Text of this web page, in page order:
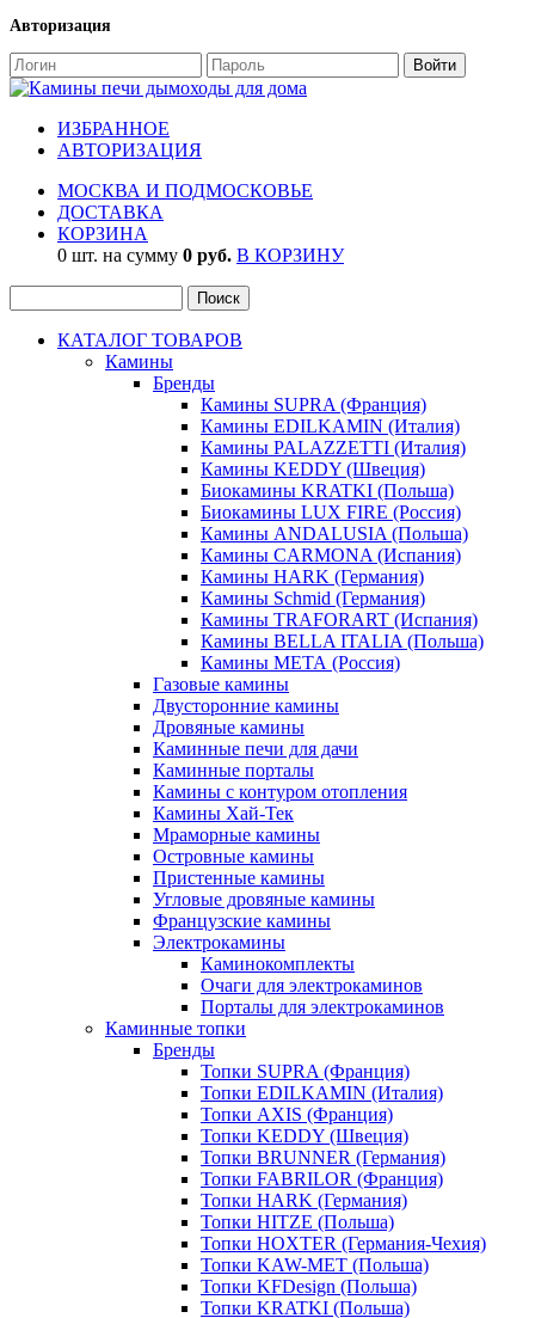
Авторизация
ИЗБРАННОЕ
АВТОРИЗАЦИЯ
МОСКВА И ПОДМОСКОВЬЕ
ДОСТАВКА
КОРЗИНА
0 шт. на сумму 0 руб. В КОРЗИНУ
КАТАЛОГ ТОВАРОВ
Камины
Бренды
Камины SUPRA (Франция)
Камины EDILKAMIN (Италия)
Камины PALAZZETTI (Италия)
Камины KEDDY (Швеция)
Биокамины KRATKI (Польша)
Биокамины LUX FIRE (Россия)
Камины ANDALUSIA (Польша)
Камины CARMONA (Испания)
Камины HARK (Германия)
Камины Schmid (Германия)
Камины TRAFORART (Испания)
Камины BELLA ITALIA (Польша)
Камины МЕТА (Россия)
Газовые камины
Двусторонние камины
Дровяные камины
Каминные печи для дачи
Каминные порталы
Камины с контуром отопления
Камины Хай-Тек
Мраморные камины
Островные камины
Пристенные камины
Угловые дровяные камины
Французские камины
Электрокамины
Каминокомплекты
Очаги для электрокаминов
Порталы для электрокаминов
Каминные топки
Бренды
Топки SUPRA (Франция)
Топки EDILKAMIN (Италия)
Топки AXIS (Франция)
Топки KEDDY (Швеция)
Топки BRUNNER (Германия)
Топки FABRILOR (Франция)
Топки HARK (Германия)
Топки HITZE (Польша)
Топки HOXTER (Германия-Чехия)
Топки KAW-MET (Польша)
Топки KFDesign (Польша)
Топки KRATKI (Польша)